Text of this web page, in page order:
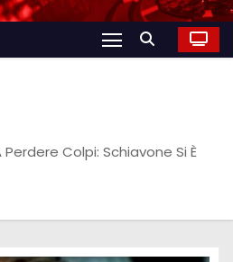
Colpi: Schiavone Si È